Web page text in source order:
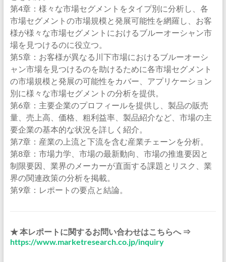
第4章：様々な市場セグメントをタイプ別に分析し、各
市場セグメントの市場規模と発展可能性を網羅し、お客
様が様々な市場セグメントにおけるブルーオーシャン市
場を見つけるのに役立つ。
第5章：お客様が異なる川下市場におけるブルーオーシ
ャン市場を見つけるのを助けるために各市場セグメント
の市場規模と発展の可能性をカバー、アプリケーション
別に様々な市場セグメントの分析を提供。
第6章：主要企業のプロフィールを提供し、製品の販売
量、売上高、価格、粗利益率、製品紹介など、市場の主
要企業の基本的な状況を詳しく紹介。
第7章：産業の上流と下流を含む産業チェーンを分析。
第8章：市場力学、市場の最新動向、市場の推進要因と
制限要因、業界のメーカーが直面する課題とリスク、業
界の関連政策の分析を掲載。
第9章：レポートの要点と結論。
★ 本レポートに関するお問い合わせはこちらへ ⇒
https://www.marketresearch.co.jp/inquiry